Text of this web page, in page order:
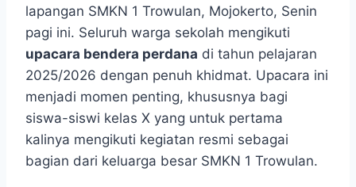
lapangan SMKN 1 Trowulan, Mojokerto, Senin
pagi ini. Seluruh warga sekolah mengikuti
upacara bendera perdana di tahun pelajaran
2025/2026 dengan penuh khidmat. Upacara ini
menjadi momen penting, khususnya bagi
siswa-siswi kelas X yang untuk pertama
kalinya mengikuti kegiatan resmi sebagai
bagian dari keluarga besar SMKN 1 Trowulan.